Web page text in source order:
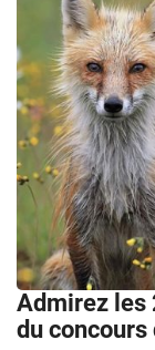
Admirez les
du concours